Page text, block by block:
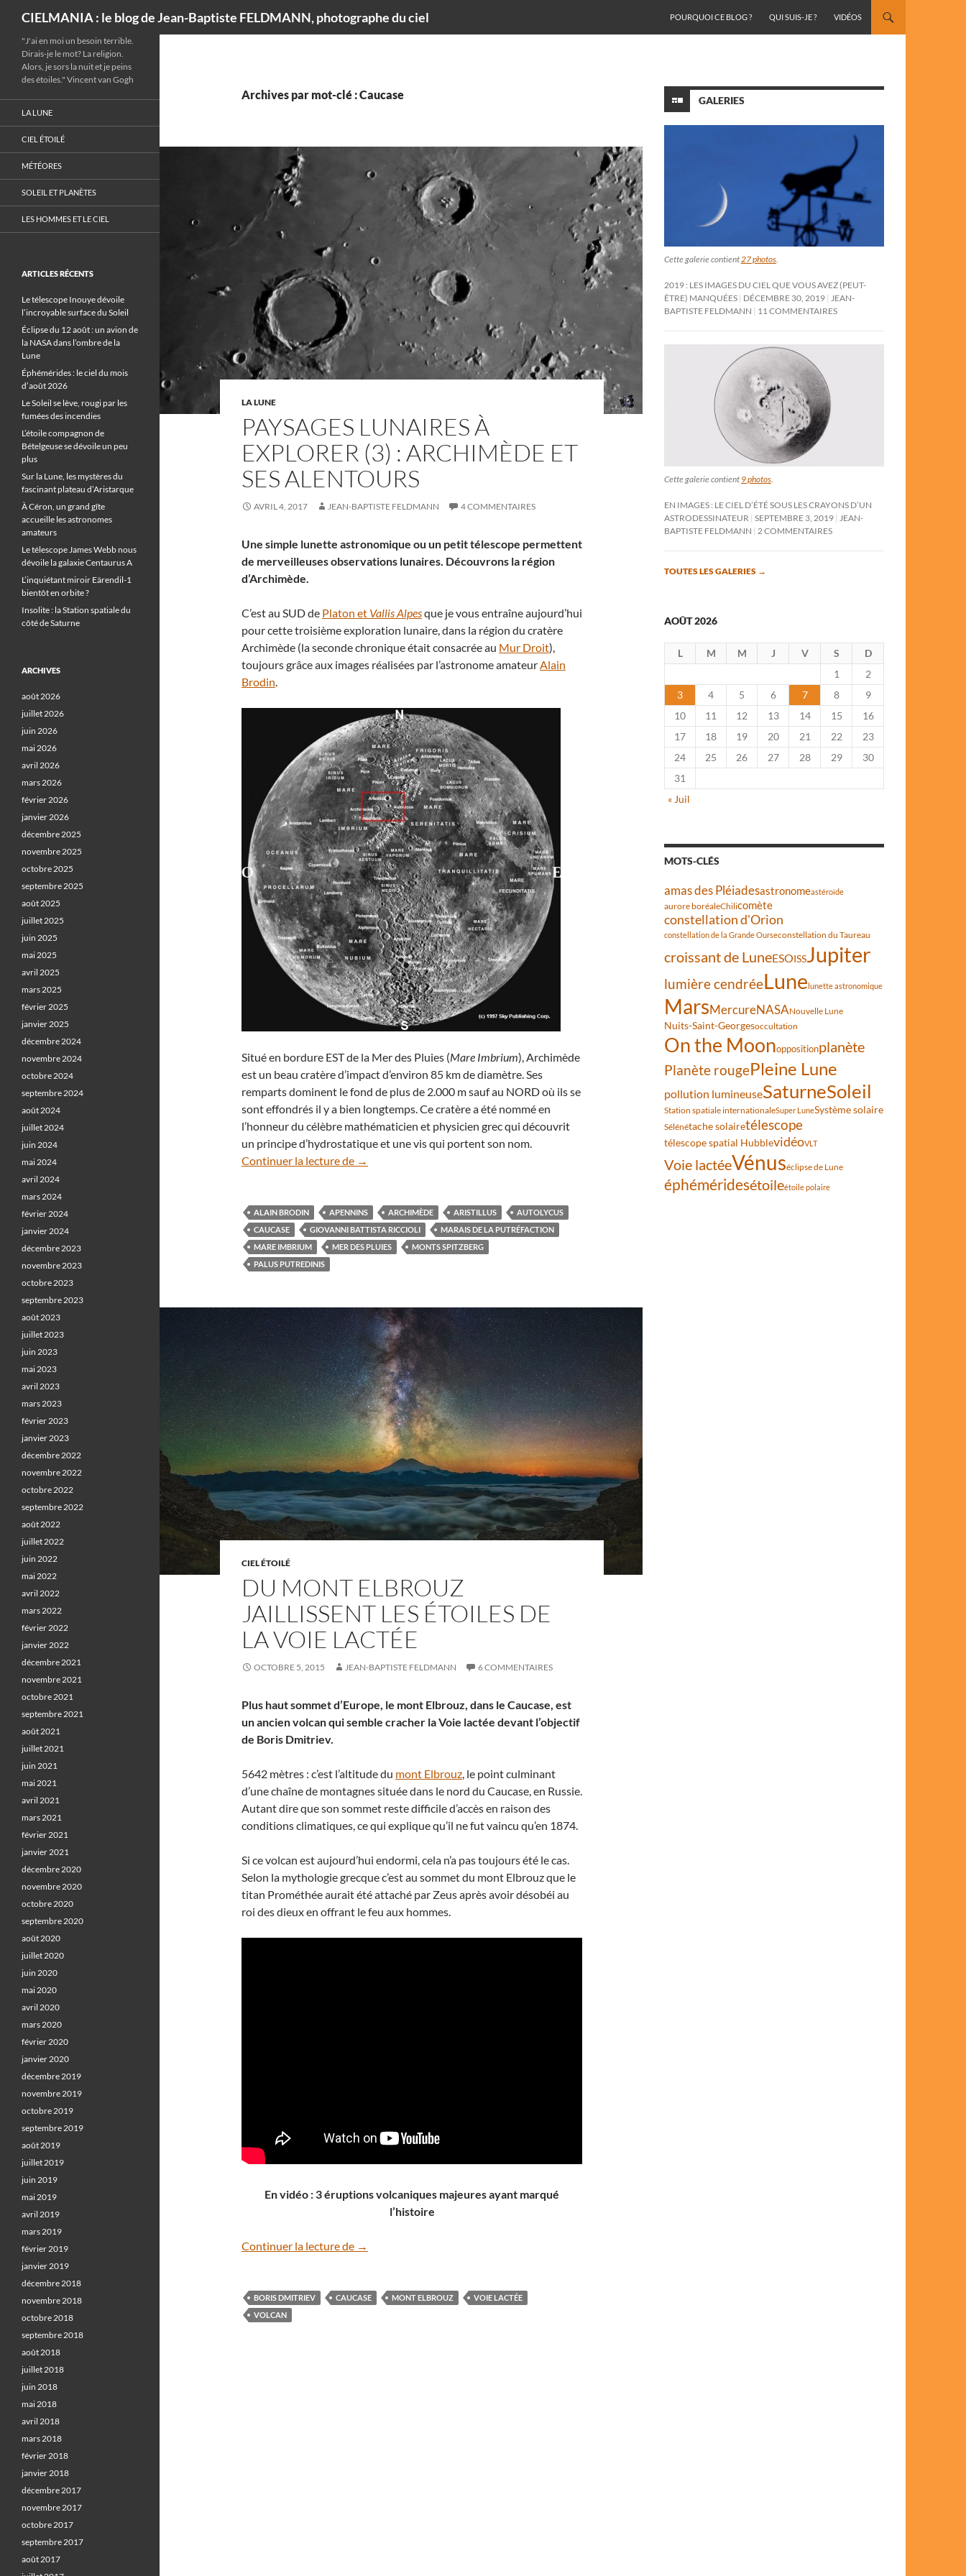
CIELMANIA : le blog de Jean-Baptiste FELDMANN, photographe du ciel
POURQUOI CE BLOG ?
QUI SUIS-JE ? VIDÉOS
Archives par mot-clé : Caucase
LA LUNE
PAYSAGES LUNAIRES À
EXPLORER (3) : ARCHIMÈDE ET
SES ALENTOURS
AVRIL 4, 2017 JEAN-BAPTISTE FELDMANN 4 COMMENTAIRES
Une simple lunette astronomique ou un petit télescope permettent
de merveilleuses observations lunaires. Découvrons la région
d’Archimède.
C’est au SUD de Platon et Vallis Alpesque je vous entraîne aujourd’hui
pour cette troisième exploration lunaire, dans la région du cratère
Archimède (la seconde chronique était consacrée au Mur Droit),
toujours grâce aux images réalisées par l’astronome amateurAlain
Brodin.
Situé en bordure EST de la Mer des Pluies (Mare Imbrium), Archimède
est un beau cratère d’impact d’environ 85 km de diamètre. Ses
remparts dominent le fond de plus de 2.000 m sauf au NORD où ils se
sont effondrés il y a bien longtemps. Ce cratère a été nommé en
l’honneur du célèbre mathématicien et physicien grec qui découvrit
un principe d’hydrostatique et une vis qui portent son nom.
Continuer la lecture de Paysages lunaires à explorer (3) : Archimède et ses alentours
→
ALAIN BRODIN APENNINS ARCHIMÈDE ARISTILLUS
AUTOLYCUS
CAUCASE
GIOVANNI BATTISTA RICCIOLI
MARAIS DE LA PUTRÉFACTION
MARE IMBRIUM
MER DES PLUIES
MONTS SPITZBERG
PALUS PUTREDINIS
CIEL ÉTOILÉ
DU MONT ELBROUZ
JAILLISSENT LES ÉTOILES DE
LA VOIE LACTÉE
OCTOBRE 5, 2015 JEAN-BAPTISTE FELDMANN 6 COMMENTAIRES
Plus haut sommet d’Europe, le mont Elbrouz, dans le Caucase, est
un ancien volcan qui semble cracher la Voie lactée devant l’objectif
de Boris Dmitriev.
5642 mètres : c’est l’altitude du mont Elbrouz, le point culminant
d’une chaîne de montagnes située dans le nord du Caucase, en Russie.
Autant dire que son sommet reste difficile d’accès en raison des
conditions climatiques, ce qui explique qu’il ne fut vaincu qu’en 1874.
Si ce volcan est aujourd’hui endormi, cela n’a pas toujours été le cas.
Selon la mythologie grecque c’est au sommet du mont Elbrouz que le
titan Prométhée aurait été attaché par Zeus après avoir désobéi au
roi des dieux en offrant le feu aux hommes.
En vidéo : 3 éruptions volcaniques majeures ayant marqué
l’histoire
Continuer la lecture de Du mont Elbrouz jaillissent les étoiles de la Voie lactée
→
BORIS DMITRIEV CAUCASE MONT ELBROUZ
VOIE LACTÉE
VOLCAN
GALERIES
Cette galerie contient27 photos.
2019 : LES IMAGES DU CIEL QUE VOUS AVEZ (PEUT-
ÊTRE) MANQUÉES DÉCEMBRE 30, 2019 JEAN-
BAPTISTE FELDMANN
11 COMMENTAIRES
Cette galerie contient 9 photos
EN IMAGES : LE CIEL D’ÉTÉ SOUS LES CRAYONS D’UN
ASTRODESSINATEUR SEPTEMBRE 3, 2019
JEAN-
BAPTISTE FELDMANN
2 COMMENTAIRES
TOUTES LES GALERIES →
AOÛT 2026
L M M J V S
D
1
2
3
4 5 6 7 8
9
10
11 12 13 14 15
16
17
18 19 20 21 22
23
24
25 26 27 28 29
30
31
« Juil
MOTS-CLÉS
amas des Pléiadesastronomeastéroïde
aurore boréaleChilicomète
constellation d'Orion
constellation de la Grande Ourseconstellation du Taureau
croissant de LuneESOISSJupiter
lumière cendréeLunelunette astronomique
MarsMercureNASANouvelle Lune
Nuits-Saint-Georgesoccultation
On the Moonoppositionplanète
Planète rougePleine Lune
pollution lumineuseSaturneSoleil
Station spatiale internationaleSuper LuneSystème solaire
Sélénétache solairetélescope
télescope spatial HubblevidéoVLT
Voie lactéeVénuséclipse de Lune
éphéméridesétoileétoile polaire
"J'ai en moi un besoin terrible.
Dirais-je le mot? La religion.
Alors, je sors la nuit et je peins
des étoiles." Vincent van Gogh
LA LUNE
CIEL ÉTOILÉ
MÉTÉORES
SOLEIL ET PLANÈTES
LES HOMMES ET LE CIEL
ARTICLES RÉCENTS
Le télescope Inouye dévoile
l’incroyable surface du Soleil
Éclipse du 12 août : un avion de
la NASA dans l’ombre de la
Lune
Éphémérides : le ciel du mois
d’août 2026
Le Soleil se lève, rougi par les
fumées des incendies
L’étoile compagnon de
Bételgeuse se dévoile un peu
plus
Sur la Lune, les mystères du
fascinant plateau d’Aristarque
À Céron, un grand gîte
accueille les astronomes
amateurs
Le télescope James Webb nous
dévoile la galaxie Centaurus A
L’inquiétant miroir Eärendil-1
bientôt en orbite ?
Insolite : la Station spatiale du
côté de Saturne
ARCHIVES
août 2026
juillet 2026
juin 2026
mai 2026
avril 2026
mars 2026
février 2026
janvier 2026
décembre 2025
novembre 2025
octobre 2025
septembre 2025
août 2025
juillet 2025
juin 2025
mai 2025
avril 2025
mars 2025
février 2025
janvier 2025
décembre 2024
novembre 2024
octobre 2024
septembre 2024
août 2024
juillet 2024
juin 2024
mai 2024
avril 2024
mars 2024
février 2024
janvier 2024
décembre 2023
novembre 2023
octobre 2023
septembre 2023
août 2023
juillet 2023
juin 2023
mai 2023
avril 2023
mars 2023
février 2023
janvier 2023
décembre 2022
novembre 2022
octobre 2022
septembre 2022
août 2022
juillet 2022
juin 2022
mai 2022
avril 2022
mars 2022
février 2022
janvier 2022
décembre 2021
novembre 2021
octobre 2021
septembre 2021
août 2021
juillet 2021
juin 2021
mai 2021
avril 2021
mars 2021
février 2021
janvier 2021
décembre 2020
novembre 2020
octobre 2020
septembre 2020
août 2020
juillet 2020
juin 2020
mai 2020
avril 2020
mars 2020
février 2020
janvier 2020
décembre 2019
novembre 2019
octobre 2019
septembre 2019
août 2019
juillet 2019
juin 2019
mai 2019
avril 2019
mars 2019
février 2019
janvier 2019
décembre 2018
novembre 2018
octobre 2018
septembre 2018
août 2018
juillet 2018
juin 2018
mai 2018
avril 2018
mars 2018
février 2018
janvier 2018
décembre 2017
novembre 2017
octobre 2017
septembre 2017
août 2017